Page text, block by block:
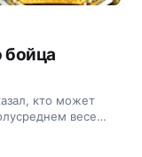
бойца
кто может
весе